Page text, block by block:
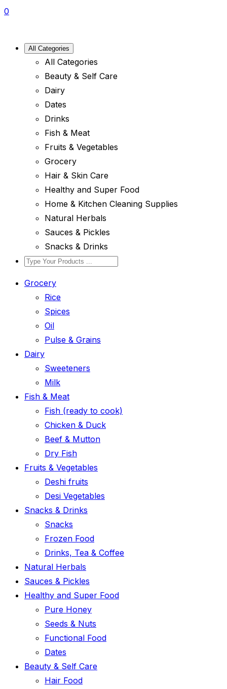
0
All Categories
All Categories
Beauty & Self Care
Dairy
Dates
Drinks
Fish & Meat
Fruits & Vegetables
Grocery
Hair & Skin Care
Healthy and Super Food
Home & Kitchen Cleaning Supplies
Natural Herbals
Sauces & Pickles
Snacks & Drinks
Grocery
Rice
Spices
Oil
Pulse & Grains
Dairy
Sweeteners
Milk
Fish & Meat
Fish (ready to cook)
Chicken & Duck
Beef & Mutton
Dry Fish
Fruits & Vegetables
Deshi fruits
Desi Vegetables
Snacks & Drinks
Snacks
Frozen Food
Drinks, Tea & Coffee
Natural Herbals
Sauces & Pickles
Healthy and Super Food
Pure Honey
Seeds & Nuts
Functional Food
Dates
Beauty & Self Care
Hair Food